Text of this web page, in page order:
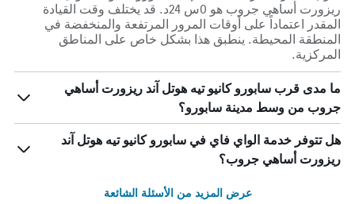
ريزورت أساهي جروب هو 0س 24د. قد يختلف وقت القيادة
المقدر اعتماداً على أوقات المرور المرتفعة والمنخفضة في
المنطقة المحيطة. ينطبق هذا بشكل خاص على المناطق
المركزية.
ما مدى قرب سابورو كانيو تيه هوتل آند ريزورت أساهي
جروب من وسط مدينة سابورو؟
هل تتوفر خدمة الواي فاي في سابورو كانيو تيه هوتل آند
ريزورت أساهي جروب؟
عرض المزيد من الأسئلة الشائعة